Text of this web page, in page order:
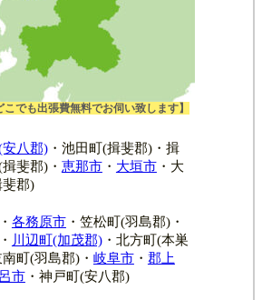
こでも出張費無料でお伺い致します】
八郡)・池田町(揖斐郡)・揖
斐郡)・ 恵那市・ 大垣市・大
斐郡)
各務原市・笠松町(羽島郡)・
川辺町(加茂郡)・北方町(本巣
町(羽島郡)・ 岐阜市・ 郡上
市・神戸町(安八郡)